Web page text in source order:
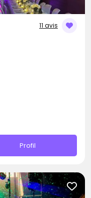
11 avis
Profil